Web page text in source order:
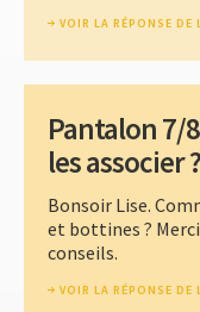
VOIR LA RÉPONSE DE
Pantalon 7/
les associer ?
Bonsoir Lise.
et bottines ?
conseils.
VOIR LA RÉPONSE DE